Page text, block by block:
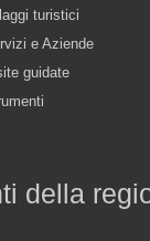
turistici
e Aziende
guidate
della